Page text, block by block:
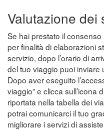
Valutazione dei
Se hai prestato il
per finalità di elaborazioni
servizio, dopo l’orario di
del tuo viaggio puoi inviare
Dopo aver eseguito
viaggio” e clicca sull’icona
riportata nella tabella dei
potrai comunicarci il tuo
migliorare i servizi di